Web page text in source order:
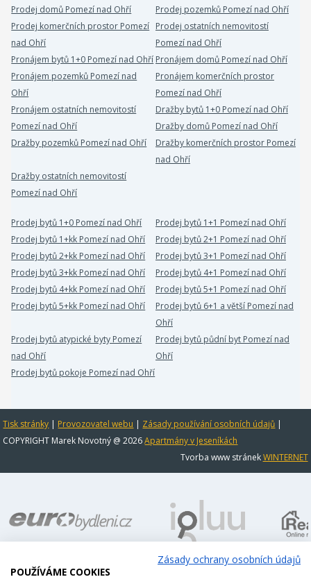
Prodej domů Pomezí nad Ohří
Prodej pozemků Pomezí nad Ohří
Prodej komerčních prostor Pomezí
nad Ohří
Prodej ostatních nemovitostí
Pomezí nad Ohří
Pronájem bytů 1+0 Pomezí nad Ohří Pronájem domů Pomezí nad Ohří
Pronájem pozemků Pomezí nad
Ohří
Pronájem komerčních prostor
Pomezí nad Ohří
Pronájem ostatních nemovitostí
Pomezí nad Ohří
Dražby bytů 1+0 Pomezí nad Ohří
Dražby domů Pomezí nad Ohří
Dražby pozemků Pomezí nad Ohří
Dražby komerčních prostor Pomezí
nad Ohří
Dražby ostatních nemovitostí
Pomezí nad Ohří
Prodej bytů 1+0 Pomezí nad Ohří
Prodej bytů 1+1 Pomezí nad Ohří
Prodej bytů 1+kk Pomezí nad Ohří
Prodej bytů 2+1 Pomezí nad Ohří
Prodej bytů 2+kk Pomezí nad Ohří
Prodej bytů 3+1 Pomezí nad Ohří
Prodej bytů 3+kk Pomezí nad Ohří
Prodej bytů 4+1 Pomezí nad Ohří
Prodej bytů 4+kk Pomezí nad Ohří
Prodej bytů 5+1 Pomezí nad Ohří
Prodej bytů 5+kk Pomezí nad Ohří
Prodej bytů 6+1 a větší Pomezí nad
Ohří
Prodej bytů atypické byty Pomezí
nad Ohří
Prodej bytů půdní byt Pomezí nad
Ohří
Prodej bytů pokoje Pomezí nad Ohří
Tisk stránky | Provozovatel webu | Zásady používání osobních údajů |
COPYRIGHT Marek Novotný @ 2026Apartmány v Jeseníkách
Tvorba www stránekWINTERNET
Zásady ochrany osobních údajů
POUŽÍVÁME COOKIES